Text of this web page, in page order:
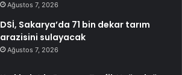
Ağustos 7, 2026
DSİ, Sakarya’da 71 bin dekar tarım
arazisini sulayacak
Ağustos 7, 2026